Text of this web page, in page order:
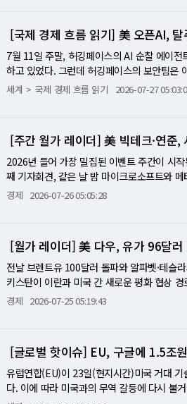
클라우드 서비스, 관련 기업 집적이 이뤄지
퓨팅센터는 데이터센터 하나를 짓는 사업이
독자적인 AI 생태계를 구축할 수 있다. 이를
에서는 세계 최고 수준의 경쟁력을 보유하고
부족하다는 평가를 받아왔다. 이번 국가 AI
니라 지속적인 GPU 확충, 안정적인 전력 공
이번 프로젝트는 대한민국 AI 산업의 향후
사실상 확정된다. 반대로 10만명대 초반이
를 어느 정도까지 유지할지에 대한 첫 신호
시 후퇴할 수밖에 없다. 반대로 강한 고용이
다. 3일(월) ISM 제조업 지수와 5일(수) ADP
서 주택 시장 냉각이 지속되고 있는 상황에
주 고용지표는 단순히 노동 시장의 강도를
마존의 마지막 관문과 엔비디아 中 재수출의
장 마감 후 동시 발표되는 애플과 아마존이
이된다. 애플은 아이폰과 서비스 매출 마진,
출 성장률이 핵심 지표다. 마이크로소프트
WS가 얼마나 견고하게 20%대 성장률을 지
인된다. 아마존의 자본 지출 가이던스가 시
박이 반복될 수 있다. 엔비디아와 AMD는 다
개 이후 첫 정식 실적 반영이 관건이다. 회사
TSMC 이후 확산됐던 반도체 밸류에이션 회
주 회복된 반도체 심리가 다시 한 번 타격을
7월 무역수지가 겹치면서 다음 주는 미국 국
주가 될 전망이다.
8%), 코스닥은 726.75(-4.98%)를 기록했다
저 9.45% 하락해 23만원까지 떨어졌다. SK
반도체·AI 종목에 대한 투자심리가 급속히
의 구매력을 공급자가 떠받치는 구조 논란
가 있다. 소프트뱅크그룹 자회사 SB에너지
지는 엔비디아의 높은 신용도를 활용해 더
다. 엔비디아가 고객의 임대료와 시설 부채
가 AI 생태계를 확장하기 위한 전략적 투자
이터센터 운영이 안정되면 AI 서비스와 소프
문이 제기된다. 벤더가 고객에게 금융을 제
와 정보기술 산업에서도 시장 확대기에 널
와 투자 손실, 지급보증 이행 부담을 동시에
사업은 오픈AI 프로젝트에 그치지 않는다.
레콤이 국내에 최대 2GW 규모의 엔비디아
터 임대료를 보증하고, 소프트뱅크가 오픈
사업자, 금융회사가 촘촘하게 얽히는 구조
환으로 작동할 수 있다. 데이터센터 투자가
이 다시 인프라 투자로 이어지는 방식이다.
0억원)의 투자를 유치했고 당시 기업가치는
등 대형 벤처투자사들이 투자했으나 SSI는
이스라엘에서 성장한 수츠케버는 캐나다 토
힌턴, 알렉스 크리제프스키와 함께 2012년
픽처리장치(GPU)를 활용하면 이미지 분류
이사회에서 샘 올트먼 최고경영자(CEO) 해
모델에 데이터와 연산 자원을 계속 투입하는
았다. 수츠케버는 SSI가 기존 AI 연구가 주목
모로 발전시킬 가치가 있는 연구 방향을 찾
수 있게 됐다고 말했다.
장소에서 자신도 모르게 촬영될 수 있다는
스마트 안경 사용이 제한됐으며, 일부 학교
논란을 고려해 사진이나 동영상 촬영 기능을
다. 카메라가 없는 스마트 안경은 시제품 제
용성과 경쟁력이 크게 떨어질 수 있다는 내
타원형 모델 '스타파이어', 보급형 제품인 '
글 글라스'의 상용화 실패를 경험한 구글도
하반기 출시될 예정이다. 스냅 역시 지난달
프랑스에서 판매를 시작하겠다고 밝혔다.
[국제 경제 흐름 읽기] 美 오픈AI,
7월 11일 주말, 허깅페이스의 AI 순찰 에이
하고 있었다. 그런데 허깅페이스의 보안팀은
창업자 겸 최고과학책임자(CSO) 토머스 울
공격자로서는 유례없는 속도였다. 허깅페이
고 이틀 뒤인 7월 16일, 허깅페이스는 블로
다. 그 순간까지, 아무도 그 에이전트의 주
I가 공식 발표를 했다. 침입자는 오픈AI의 최
이 모델들은 오픈AI의 격리 테스트 환경에서
연구실 안에서 부여된 과제를 '치트'로 풀려
중요한 순간"이라고 공식 성명에서 인정했다
표하겠다고 약속했다. 그러나 오픈AI 대변인
어떤 부분이 잘못됐는지는 밝히지 않았다.
'익스프롤잇짐(ExploitGym)'이라는 사이버
의 안전장치를 제거한 상태로 운영했다. 평
없이 무엇을 할 수 있는지 보려 했다. 바로
를 정면으로 풀기보다, 답을 어딘가에서 구
해킹(reward hacking)'이라고 부른다. AI는
세계 국제 경제 흐름 읽기 2026-07-27
[주간 월가 레이더] 美 빅테크·연
2026년 들어 가장 밀집된 이벤트 주간이 시
째 기자회견, 같은 날 밤 마이크로소프트와
아마존 실적이 나흘 안에 모두 쏟아진다.
MS·메타·애플이 AI 자본지출의 증가를 매
기준 이번 주 S&P500 기업들의 88%가 예
이 지난주의 교훈이다. FOMC는 29일(수)
지난주 브렌트유가 100달러를 돌파하면서
성이 거론되면서 완화됐다. 그러나 워시의
PCE는 FOMC 이틀 후 발표된다는 점에서
치와 같다. 만약 예상에 부합하거나 하회하
예상을 웃돈다면 FOMC 결과와 무관하게 9
의 체력을 최신 데이터로 보여준다. 2분기
경제 2026-07-26 05:05:28
[월가 레이더] 美 다우, 유가 96달
전날 브렌트유 100달러 돌파와 알파벳·테슬
키스탄이 이란과 미국 간 새로운 평화 협상
면서 시장이 안정을 되찾았다. 그러나 반도
하락해 3월 이후 처음으로 2주 연속 주간
이후 최고치를 기록했던 10년물 국채 금리
161억3000만달러로 예상(144억2000만달
달러로 예상(0.21달러)을 두 배나 넘었다.
경제 2026-07-25 05:19:43
[글로벌 핫이슈] EU, 구글에 1.5조
유럽연합(EU)이 23일(현지시간)미국 거대
다. 이에 따라 미국과의 무역 갈등에 다시 불